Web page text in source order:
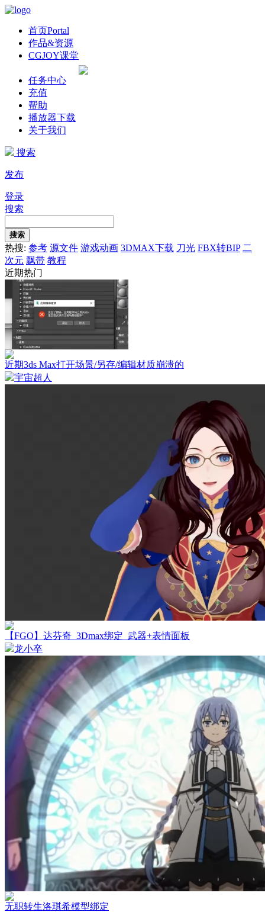
首页Portal
作品&资源
CGJOY课堂
任务中心
充值
帮助
播放器下载
关于我们
搜索
发布
登录
搜索
搜索
热搜: 参考 源文件 游戏动画 3DMAX下载 刀光 FBX转BIP 二
次元 飘带 教程
近期热门
近期3ds Max打开场景/另存/编辑材质崩溃的
宇宙超人
【FGO】达芬奇_3Dmax绑定_武器+表情面板
龙小卒
无职转生洛琪希模型绑定